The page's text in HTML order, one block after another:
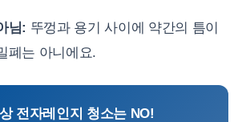
님: 뚜껑과 용기 사이에 약간의 틈이
폐는 아니에요.
전자레인지 청소는 NO!